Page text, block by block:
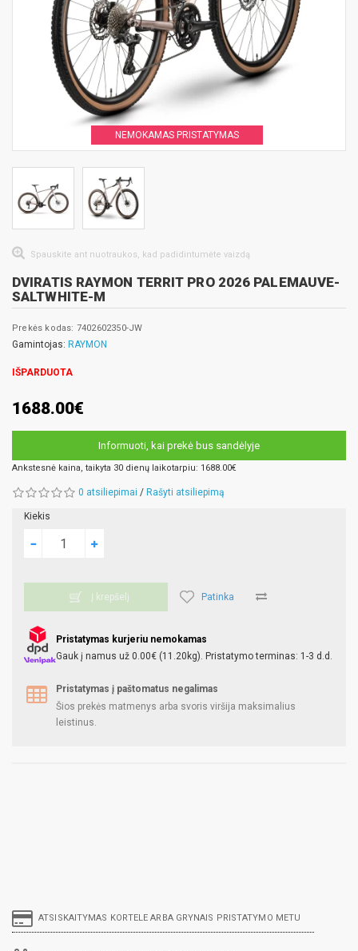
NEMOKAMAS PRISTATYMAS
Spauskite ant nuotraukos, kad padidintumėte vaizdą
DVIRATIS RAYMON TERRIT PRO 2026 PALEMAUVE-
SALTWHITE-M
Prekės kodas: 7402602350-JW
Gamintojas: RAYMON
IŠPARDUOTA
1688.00€
Informuoti, kai prekė bus sandėlyje
Ankstesnė kaina, taikyta 30 dienų laikotarpiu: 1688.00€
0 atsiliepimai / Rašyti atsiliepimą
Kiekis
Į krepšelį Patinka
Pristatymas kurjeriu nemokamas
Gauk į namus už 0.00€ (11.20kg). Pristatymo terminas: 1-3 d.d.
Pristatymas į paštomatus negalimas
Šios prekės matmenys arba svoris viršija maksimalius
leistinus.
ATSISKAITYMAS KORTELE ARBA GRYNAIS PRISTATYMO METU